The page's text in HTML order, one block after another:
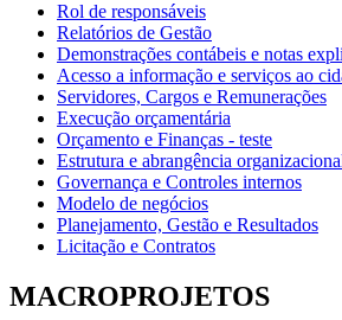
Rol de responsáveis
Relatórios de Gestão
Demonstrações contábeis e notas
Acesso a informação e serviços ao
Servidores, Cargos e Remunerações
Execução orçamentária
Orçamento e Finanças - teste
Estrutura e abrangência
Governança e Controles internos
Modelo de negócios
Planejamento, Gestão e Resultados
Licitação e Contratos
MACROPROJETOS